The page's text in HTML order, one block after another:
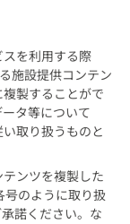
を利用する際
施設提供コンテン
製することがで
タ等について
取り扱うものと
ンツを複製した
号のように取り扱
諾ください。な